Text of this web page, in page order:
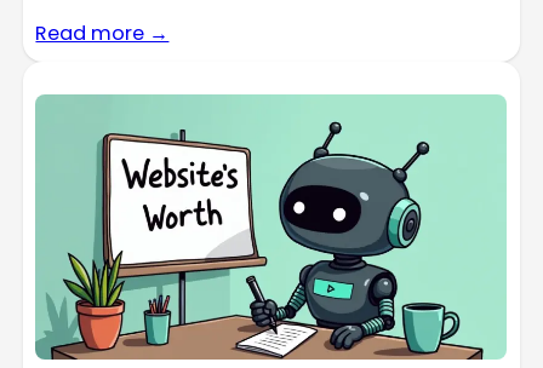
Read more →